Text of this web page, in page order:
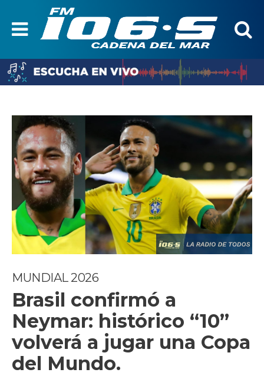
MUNDIAL 2026
Brasil confirmó a
Neymar: histórico “10”
volverá a jugar una Copa
del Mundo.